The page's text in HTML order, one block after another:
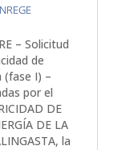
– Solicitud
de
(fase I) –
por el
DE
DE LA
la